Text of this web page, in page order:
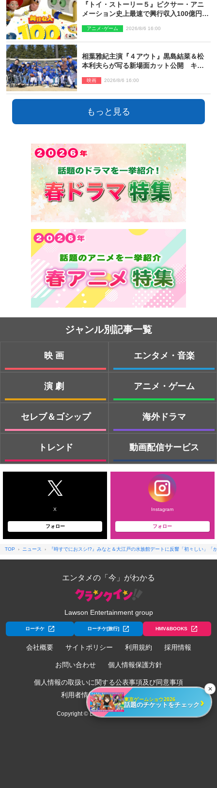
『トイ・ストーリー５』ピクサー・アニ
メーション史上最速で興行収入100億円突
アニメ･ゲーム 2026/8/6 16:00
相葉雅紀主演『４アウト』黒島結菜＆松
本利夫らが写る新場面カット公開 キャ
映画 2026/8/6 16:00
もっと見る
ジャンル別記事一覧
映画
演劇
セレブ＆ゴシップ
トレンド
エンタメ・音楽
アニメ・ゲーム
海外ドラマ
動画配信サービス
X
フォロー
Instagram
フォロー
TOP ニュース 『時すでにおスシ!?』みなと＆大江戸の水族館デートに反響「初々しい」「
エンタメの「今」がわかる
Lawson Entertainment group
ローチケ ローチケ[旅行] HMV&BOOKS
会社概要 サイトポリシー 利用規約 採用情報
お問い合わせ 個人情報保護方針
個人情報の取扱いに関する公表事項及び同意事項
利用者情報の外部送信について
Copyright © Lawson Entertainment, Inc.
✕
東京ゲームショウ2026
話題のチケットをチェック ›